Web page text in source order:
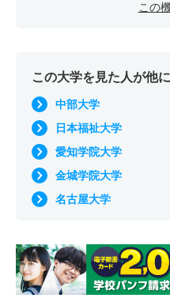
この
この大学を見た人が他
中部大学
日本福祉大学
愛知学院大学
金城学院大学
名古屋大学